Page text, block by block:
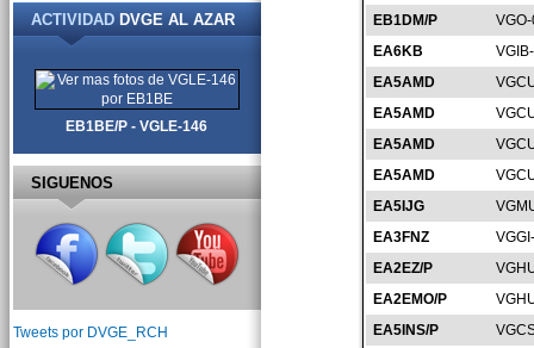
EB1DM/P
EA6KB
EA5AMD
EA5AMD
EA5AMD
EA5AMD
EA5IJG
EA3FNZ
EA2EZ/P
EA2EMO/P
EA5INS/P
ACTIVIDADDVGE AL AZAR
EB1BE/P - VGLE-146
SIGUENOS
Tweets por DVGE_RCH